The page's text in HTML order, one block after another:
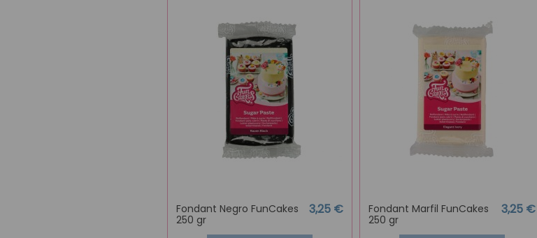
Fondant Negro FunCakes
250 gr
3,25 €
Fondant Marfil FunCakes
250 gr
3,25 €